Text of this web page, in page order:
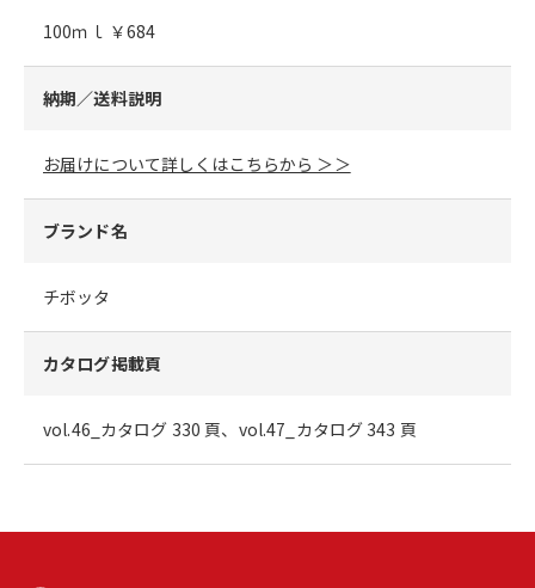
100ｍｌ ￥684
納期／送料説明
お届けについて詳しくはこちらから ＞＞
ブランド名
チボッタ
カタログ掲載頁
vol.46_カタログ 330 頁、vol.47_カタログ 343 頁